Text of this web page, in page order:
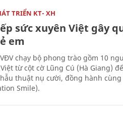
TRIỂN KT- XH
sức xuyên Việt gây
em
chạy bộ phong trào gồm 10
từ cột cờ Lũng Cú (Hà Giang)
thuật nụ cười, đồng hành cùng
Smile).